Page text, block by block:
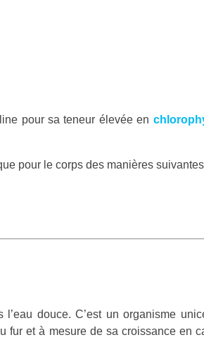
pour sa teneur élevée en
pour le corps des manières
douce. C’est un organisme
fur et à mesure de sa croissance en